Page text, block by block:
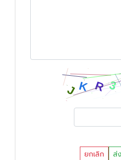
ยกเลิก ส่